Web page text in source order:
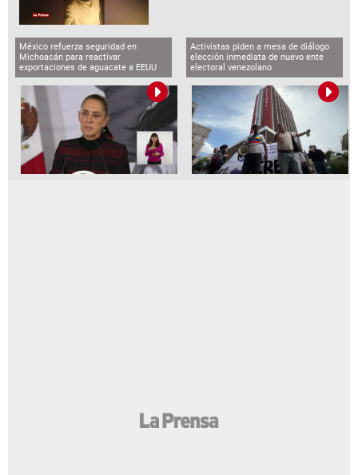
México refuerza seguridad en
Michoacán para reactivar
exportaciones de aguacate a EEUU
Activistas piden a mesa de diálogo
elección inmediata de nuevo ente
electoral venezolano